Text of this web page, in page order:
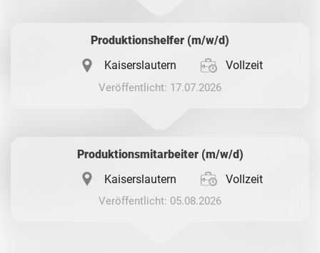
Produktionshelfer (m/w/d)
Kaiserslautern
Vollzeit
Veröffentlicht: 17.07.2026
Produktionsmitarbeiter (m/w/d)
Kaiserslautern
Vollzeit
Veröffentlicht: 05.08.2026